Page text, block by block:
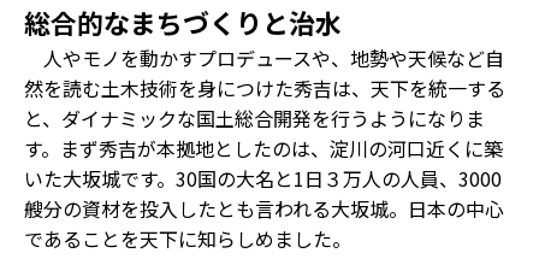
総合的なまちづくりと治水
人やモノを動かすプロデュースや、地勢や天候など自
然を読む土木技術を身につけた秀吉は、天下を統一する
と、ダイナミックな国土総合開発を行うようになりま
す。まず秀吉が本拠地としたのは、淀川の河口近くに築
いた大坂城です。30国の大名と1日３万人の人員、3000
艘分の資材を投入したとも言われる大坂城。日本の中心
であることを天下に知らしめました。